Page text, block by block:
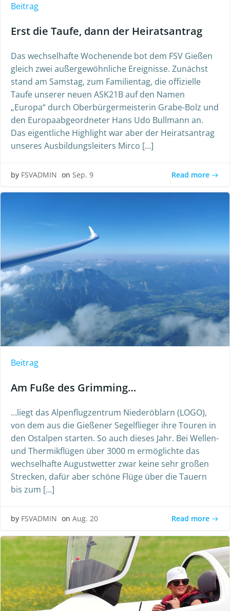
Beitrag
Erst die Taufe, dann der Heiratsantrag
Das wechselhafte Wochenende bot dem FSV Gießen
gleich zwei außergewöhnliche Ereignisse. Zunächst
stand am Samstag, zum Familientag, die offizielle
Taufe unserer neuen ASK21B auf den Namen
„Europa“ durch Oberbürgermeisterin Grabe-Bolz und
den Europaabgeordneter Hans Udo Bullmann an.
Das eigentliche Highlight war aber der Heiratsantrag
unseres Ausbildungsleiters Mirco […]
by FSVADMIN on Sep. 9 Read more
Beitrag
Am Fuße des Grimming…
…liegt das Alpenflugzentrum Niederöblarn (LOGO),
von dem aus die Gießener Segelflieger ihre Touren in
den Ostalpen starten. So auch dieses Jahr. Bei Wellen-
und Thermikflügen über 3000 m ermöglichte das
wechselhafte Augustwetter zwar keine sehr großen
Strecken, dafür aber schöne Flüge über die Tauern
bis zum […]
by FSVADMIN on Aug. 20 Read more